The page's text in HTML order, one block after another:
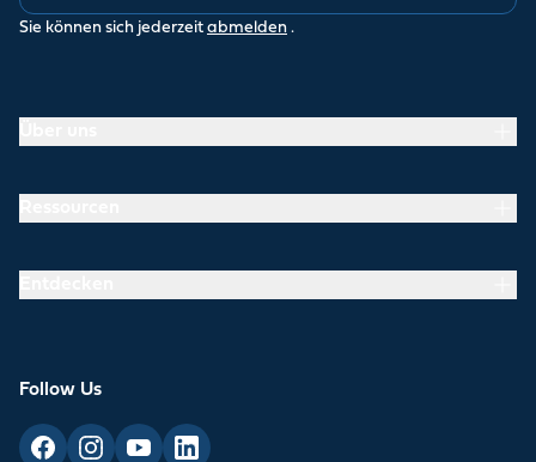
Sie können sich jederzeit abmelden .
Follow Us